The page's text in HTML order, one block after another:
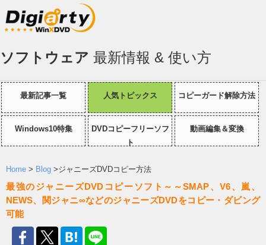
ソフトウェア 最新情報 & 使い方
最新記事一覧 人気トピックス コピーガード解除方法
Windows10特集
DVDコピーフリーソフ
ト
動画編集＆変換
Home > Blog >ジャニーズDVDコピー方法
最強のジャニーズDVDコピーソフト～～SMAP、V6、嵐、
NEWS、関ジャニ∞などのジャニーズDVDをコピー・ダビング
可能